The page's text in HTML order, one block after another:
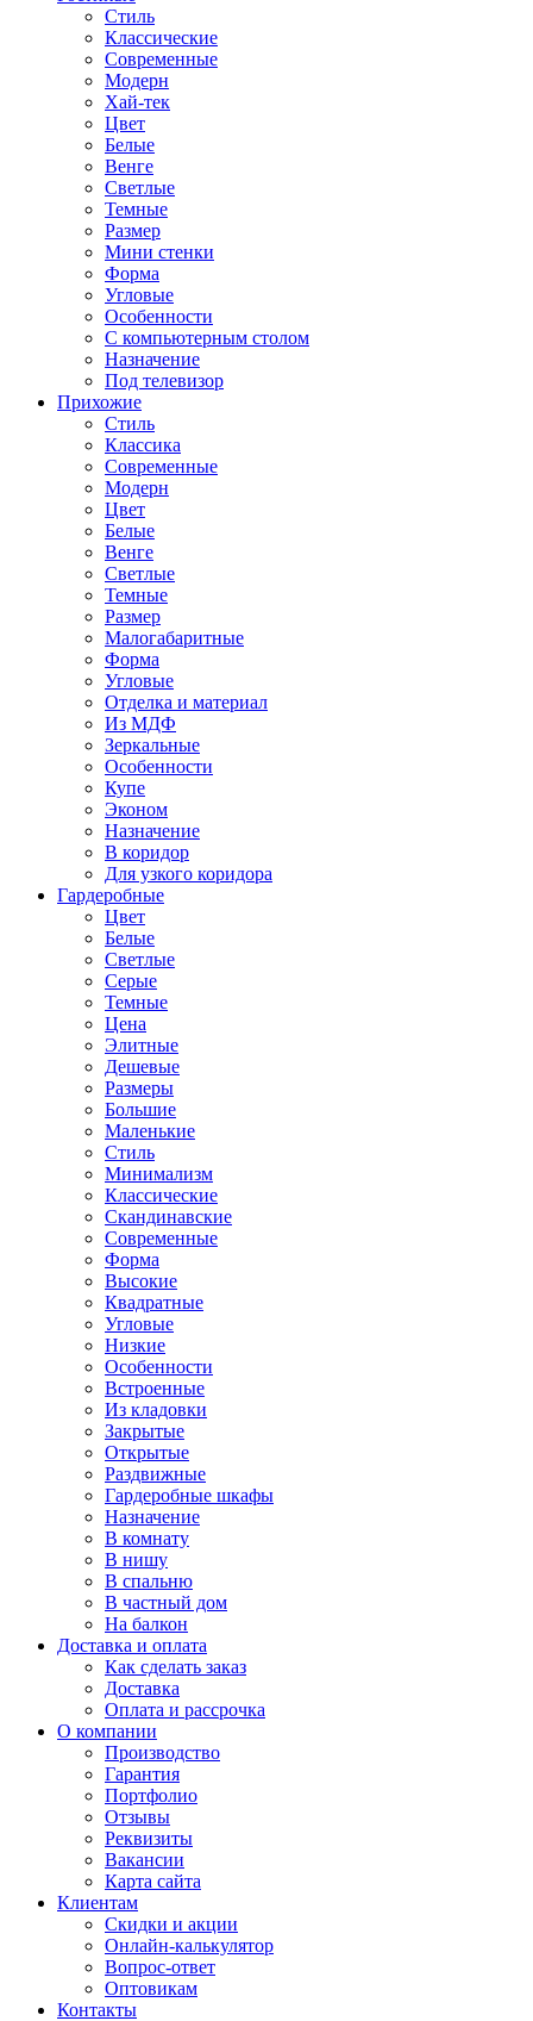
Стиль
Классические
Современные
Модерн
Хай-тек
Цвет
Белые
Венге
Светлые
Темные
Размер
Мини стенки
Форма
Угловые
Особенности
С компьютерным столом
Назначение
Под телевизор
Прихожие
Стиль
Классика
Современные
Модерн
Цвет
Белые
Венге
Светлые
Темные
Размер
Малогабаритные
Форма
Угловые
Отделка и материал
Из МДФ
Зеркальные
Особенности
Купе
Эконом
Назначение
В коридор
Для узкого коридора
Гардеробные
Цвет
Белые
Светлые
Серые
Темные
Цена
Элитные
Дешевые
Размеры
Большие
Маленькие
Стиль
Минимализм
Классические
Скандинавские
Современные
Форма
Высокие
Квадратные
Угловые
Низкие
Особенности
Встроенные
Из кладовки
Закрытые
Открытые
Раздвижные
Гардеробные шкафы
Назначение
В комнату
В нишу
В спальню
В частный дом
На балкон
Доставка и оплата
Как сделать заказ
Доставка
Оплата и рассрочка
О компании
Производство
Гарантия
Портфолио
Отзывы
Реквизиты
Вакансии
Карта сайта
Клиентам
Скидки и акции
Онлайн-калькулятор
Вопрос-ответ
Оптовикам
Контакты